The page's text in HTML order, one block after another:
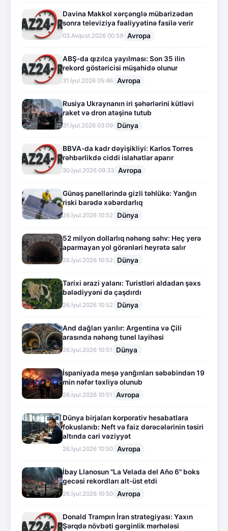
Davina Makkol xərçənglə mübarizədən
sonra televiziya fəaliyyətinə fasilə verir
03.Avqust.2026 00:59 Avropa
ABŞ-da qızılca yayılması: Son 35 ilin
rekord göstəricisi müşahidə olunur
31.İyul.2026 05:46 Avropa
Rusiya Ukraynanın iri şəhərlərini kütləvi
raket və dron atəşinə tutub
31.İyul.2026 03:09 Dünya
BBVA-da kadr dəyişikliyi: Karlos Torres
rəhbərlikdə ciddi islahatlar aparır
30.İyul.2026 09:33 Avropa
Günəş panellərində gizli təhlükə: Yanğın
riski barədə xəbərdarlıq
26.İyul.2026 10:52 Dünya
52 milyon dollarlıq nəhəng səhv: Heç yerə
aparmayan yol görənləri heyrətə salır
26.İyul.2026 10:52 Dünya
Tarixi ərazi yalanı: Turistləri aldadan şəxs
bələdiyyəni də çaşdırdı
26.İyul.2026 10:52 Dünya
And dağları yarılır: Argentina və Çili
arasında nəhəng tunel layihəsi
26.İyul.2026 10:51 Dünya
İspaniyada meşə yanğınları səbəbindən 19
min nəfər təxliyə olunub
26.İyul.2026 10:51 Avropa
Dünya birjaları korporativ hesabatlara
fokuslanıb: Neft və faiz dərəcələrinin təsiri
altında cari vəziyyət
26.İyul.2026 10:50 Avropa
İbay Llanosun "La Velada del Año 6" boks
gecəsi rekordları alt-üst etdi
26.İyul.2026 10:50 Avropa
Donald Trampın İran strategiyası: Yaxın
Şərqdə növbəti gərginlik mərhələsi